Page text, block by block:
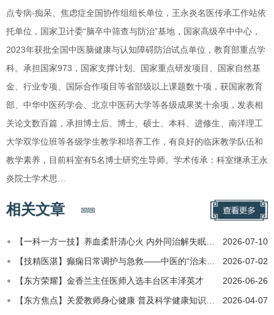
点专病-痴呆、焦虑症全国协作组组长单位，王永炎名医传承工作站依
托单位，国家卫计委“脑卒中筛查与防治”基地，国家高级卒中中心，
2023年获批全国中医脑健康与认知障碍防治试点单位，教育部重点学
科。承担国家973，国家支撑计划、国家重点研发项目、国家自然基
金、行业专项、国际合作项目等省部级以上课题数十项，获国家教育
部、中华中医药学会、北京中医药大学等各级成果奖十余项，发表相
关论文数百篇，承担博士后、博士、硕士、本科、进修生、南洋理工
大学双学位班等各级学生教学和培养工作，有良好的临床教学队伍和
教学素养，目前科室有5名博士研究生导师。学术传承：科室继承王永
炎院士学术思…
相关文章
2026-07-10
【一科一方一技】养血柔肝清心火 内外同治解失眠！北中医东方医院脑病二科（神经内科2）调治失眠焦虑抑郁
2026-07-02
​【技精医湛】癫痫日常调护与急救——中医的“治未病”智慧
2026-06-26
【东方荣耀】金香兰主任医师入选丰台区丰泽英才
2026-04-07
【东方焦点】关爱教师身心健康 普及科学健康知识——北京中医药大学第二临床医学院（东方医院）专家走进体育馆…